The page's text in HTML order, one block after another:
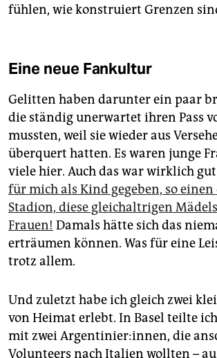
fühlen, wie konstruiert Grenzen
Eine neue Fankultur
Gelitten haben darunter ein paar
die ständig unerwartet ihren Pass
mussten, weil sie wieder aus
überquert hatten. Es waren junge
viele hier. Auch das war wirklich
für mich als Kind gegeben, so
Stadion, diese gleichaltrigen
Frauen! Damals hätte sich das
erträumen können. Was für eine
trotz allem.
Und zuletzt habe ich gleich zwei
von Heimat erlebt. In Basel teilte
mit zwei Argentinier:innen, die
Volunteers nach Italien wollten –